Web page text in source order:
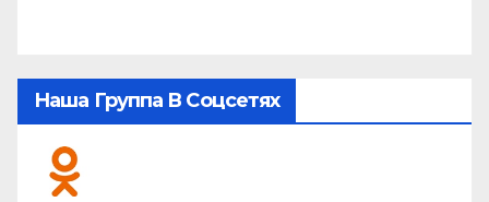
Наша Группа В Соцсетях